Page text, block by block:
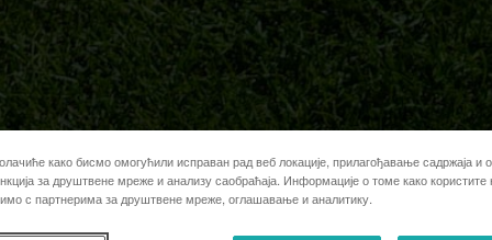
како бисмо омогућили исправан рад веб локације, прилагођавање садржаја и
за друштвене мреже и анализу саобраћаја. Информације о томе како
с партнерима за друштвене мреже, оглашавање и аналитику.